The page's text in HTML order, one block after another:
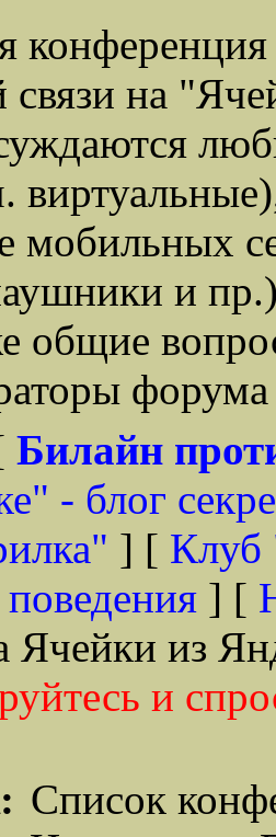
на
мобильных
и
общие
Билайн
- блог
] [ Клуб
] [
Ячейки из
и
Список